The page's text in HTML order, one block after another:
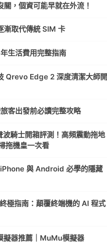
，個資可能早就在外流！
漸取代傳統 SIM 卡
生活費用完整指南
Qrevo Edge 2 深度清潔大師開
客出發前必讀完整攻略
騎士開箱評測！高頻震動拖地
拖機皇一次看
與 Android 必學的隱藏
極指南：顛覆終端機的 AI 程式
器推薦｜MuMu模擬器